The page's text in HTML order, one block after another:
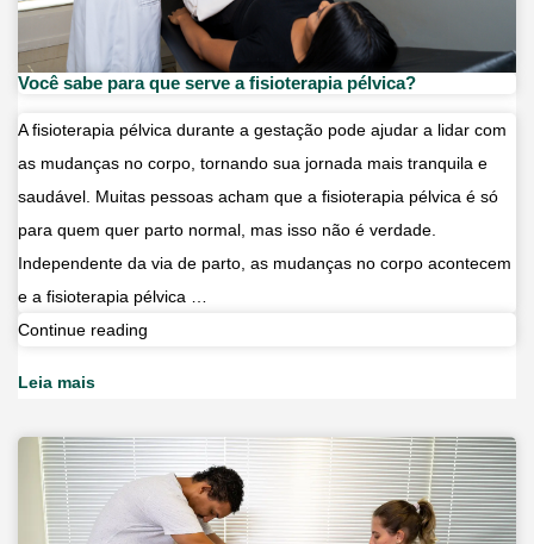
Você sabe para que serve a fisioterapia pélvica?
A fisioterapia pélvica durante a gestação pode ajudar a lidar com
as mudanças no corpo, tornando sua jornada mais tranquila e
saudável. Muitas pessoas acham que a fisioterapia pélvica é só
para quem quer parto normal, mas isso não é verdade.
Independente da via de parto, as mudanças no corpo acontecem
e a fisioterapia pélvica …
Continue reading
serve
fisioterapia
Leia mais